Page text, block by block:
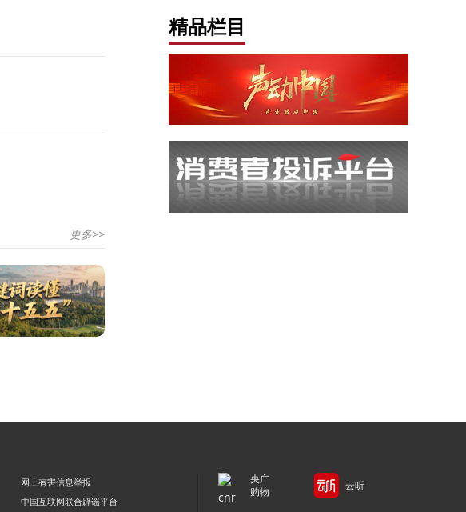
更多>>
精品栏目
网上有害信息举报
中国互联网联合辟谣平台
央广
购物
云听